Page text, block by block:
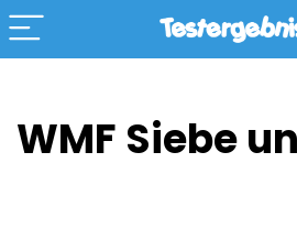
WMF Siebe